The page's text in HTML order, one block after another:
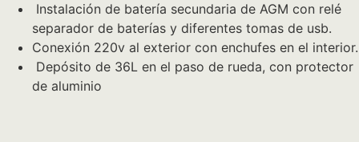
Instalación de batería secundaria de AGM con relé
separador de baterías y diferentes tomas de usb.
Conexión 220v al exterior con enchufes en el interior.
Depósito de 36L en el paso de rueda, con protector
de aluminio